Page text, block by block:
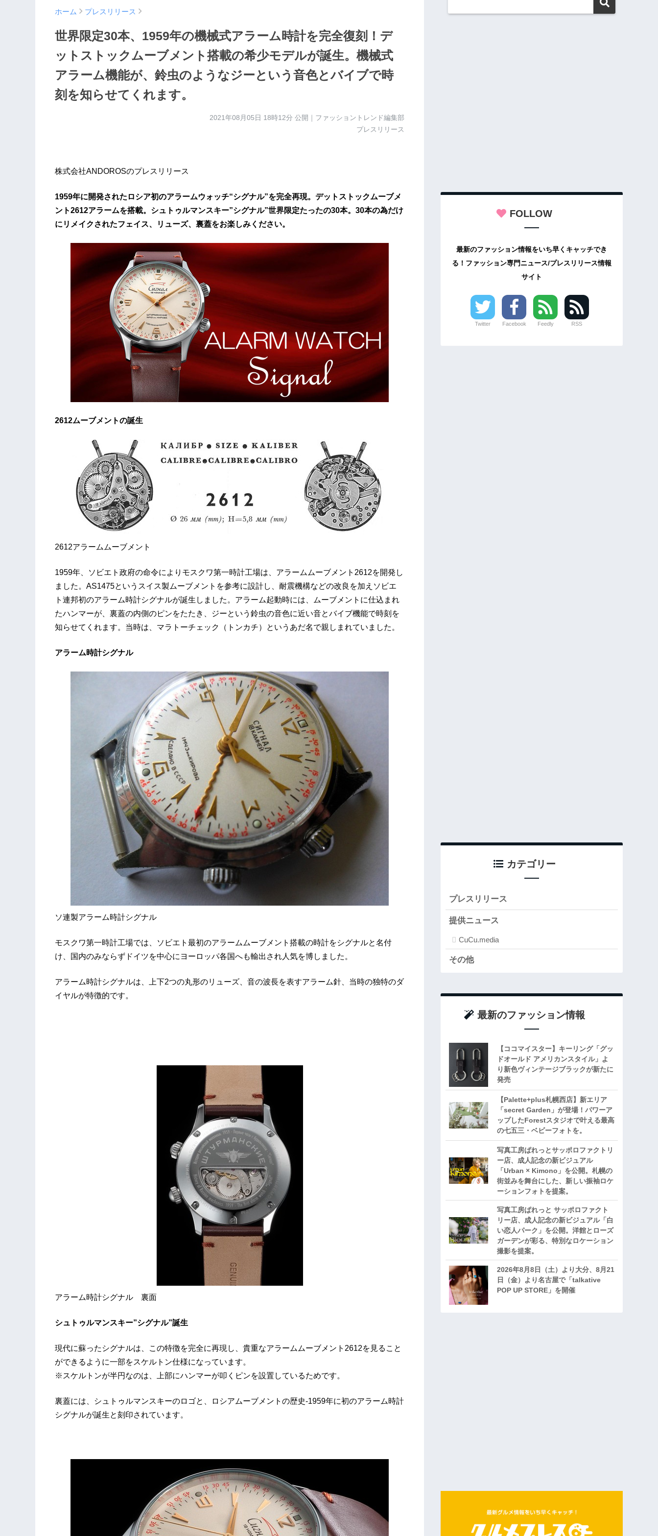
ホーム プレスリリース
世界限定30本、1959年の機械式アラーム時計を完全復刻！デ
ットストックムーブメント搭載の希少モデルが誕生。機械式
アラーム機能が、鈴虫のようなジーという音色とバイブで時
刻を知らせてくれます。
2021年08月05日 18時12分 公開｜ファッショントレンド編集部
プレスリリース
株式会社ANDOROSのプレスリリース
1959年に開発されたロシア初のアラームウォッチ“シグナル”を完全再現。デットストックムーブメ
ント2612アラームを搭載。シュトゥルマンスキー”シグナル”世界限定たったの30本。30本の為だけ
にリメイクされたフェイス、リューズ、裏蓋をお楽しみください。
2612ムーブメントの誕生
2612アラームムーブメント
1959年、ソビエト政府の命令によりモスクワ第一時計工場は、アラームムーブメント2612を開発し
ました。AS1475というスイス製ムーブメントを参考に設計し、耐震機構などの改良を加えソビエ
ト連邦初のアラーム時計シグナルが誕生しました。アラーム起動時には、ムーブメントに仕込まれ
たハンマーが、裏蓋の内側のピンをたたき、ジーという鈴虫の音色に近い音とバイブ機能で時刻を
知らせてくれます。当時は、マラトーチェック（トンカチ）というあだ名で親しまれていました。
アラーム時計シグナル
ソ連製アラーム時計シグナル
モスクワ第一時計工場では、ソビエト最初のアラームムーブメント搭載の時計をシグナルと名付
け、国内のみならずドイツを中心にヨーロッパ各国へも輸出され人気を博しました。
アラーム時計シグナルは、上下2つの丸形のリューズ、音の波長を表すアラーム針、当時の独特のダ
イヤルが特徴的です。
アラーム時計シグナル 裏面
シュトゥルマンスキー”シグナル”誕生
現代に蘇ったシグナルは、この特徴を完全に再現し、貴重なアラームムーブメント2612を見ること
ができるように一部をスケルトン仕様になっています。
※スケルトンが半円なのは、上部にハンマーが叩くピンを設置しているためです。
裏蓋には、シュトゥルマンスキーのロゴと、ロシアムーブメントの歴史-1959年に初のアラーム時計
シグナルが誕生と刻印されています。
FOLLOW
最新のファッション情報をいち早くキャッチでき
る！ファッション専門ニュース/プレスリリース情報
サイト
Twitter Facebook Feedly RSS
カテゴリー
プレスリリース
提供ニュース
CuCu.media
その他
最新のファッション情報
【ココマイスター】キーリング「グッ
ドオールド アメリカンスタイル」よ
り新色ヴィンテージブラックが新たに
発売
【Palette+plus札幌西店】新エリア
「secret Garden」が登場！パワーア
ップしたForestスタジオで叶える最高
の七五三・ベビーフォトを。
写真工房ぱれっとサッポロファクトリ
ー店、成人記念の新ビジュアル
「Urban × Kimono」を公開。札幌の
街並みを舞台にした、新しい振袖ロケ
ーションフォトを提案。
写真工房ぱれっと サッポロファクト
リー店、成人記念の新ビジュアル「白
い恋人パーク」を公開。洋館とローズ
ガーデンが彩る、特別なロケーション
撮影を提案。
2026年8月8日（土）より大分、8月21
日（金）より名古屋で「talkative
POP UP STORE」を開催